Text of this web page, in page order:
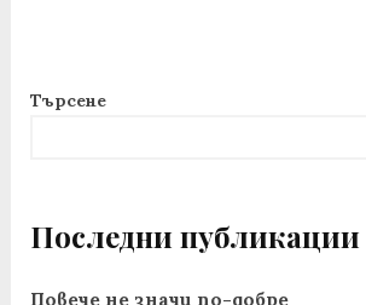
Търсене
Последни публикации
Повече не значи по-добре